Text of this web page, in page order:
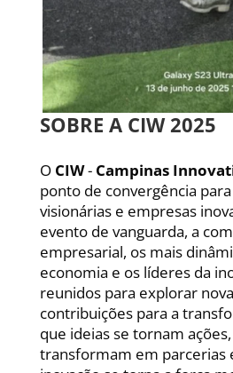
SOBRE A CIW 2025
O CIW- Campinas
ponto de convergência
visionárias e empresas
evento de vanguarda, a
empresarial, os mais
economia e os líderes da
reunidos para explorar
contribuições para a
que ideias se tornam
transformam em parcerias